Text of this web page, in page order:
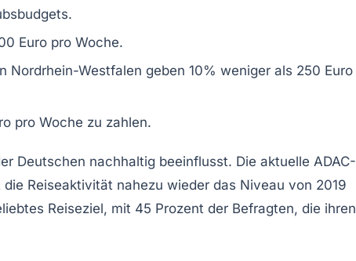
.
Euro pro Woche.
Nordrhein-Westfalen geben 10% weniger als 250 Euro
pro Woche zu zahlen.
Deutschen nachhaltig beeinflusst. Die aktuelle ADAC-
Reiseaktivität nahezu wieder das Niveau von 2019
Reiseziel, mit 45 Prozent der Befragten, die ihren